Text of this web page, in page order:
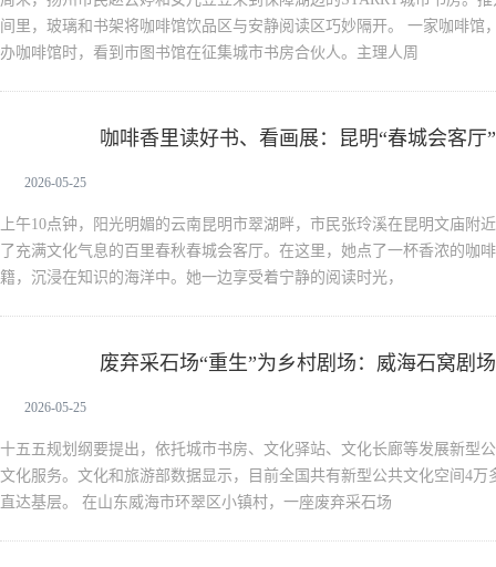
间里，玻璃和书架将咖啡馆饮品区与安静阅读区巧妙隔开。 一家咖啡馆
办咖啡馆时，看到市图书馆在征集城市书房合伙人。主理人周
咖啡香里读好书、看画展：昆明“春城会客厅
2026-05-25
上午10点钟，阳光明媚的云南昆明市翠湖畔，市民张玲溪在昆明文庙附
了充满文化气息的百里春秋春城会客厅。在这里，她点了一杯香浓的咖
籍，沉浸在知识的海洋中。她一边享受着宁静的阅读时光，
废弃采石场“重生”为乡村剧场：威海石窝剧
2026-05-25
十五五规划纲要提出，依托城市书房、文化驿站、文化长廊等发展新型
文化服务。文化和旅游部数据显示，目前全国共有新型公共文化空间4
直达基层。 在山东威海市环翠区小镇村，一座废弃采石场